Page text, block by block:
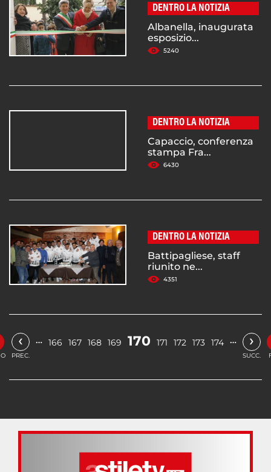
DENTRO LA NOTIZIA
Albanella, inaugurata
esposizio...
5240
DENTRO LA NOTIZIA
Capaccio, conferenza
stampa Fra...
6430
DENTRO LA NOTIZIA
Battipagliese, staff
riunito ne...
4351
‹
PREC.
… 166 167 168 169 170 171 172 173 174 … ›
SUCC.